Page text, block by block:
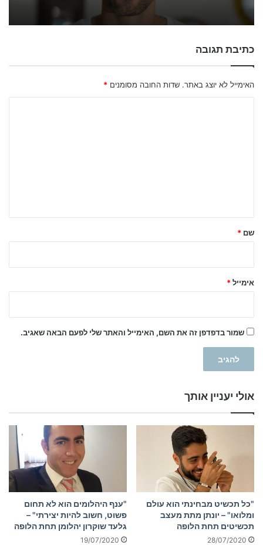
כתיבת תגובה
האימייל לא יוצג באתר. שדות החובה מסומנים *
ל
שם *
אימייל *
שמור בדפדפן זה את השם, האימייל והאתר שלי לפעם הבאה שאגיב.
אולי יעניין אותך
"כל תכשיט מבחינתי הוא עולם
ומלואו" – יונתן מתת מעצב
תכשיטים תחת הלופה
28/07/2020
"ענף היהלומים הוא לא תחום
פשוט, חשוב להיות יצירתי" –
גלעד שוקרון יהלומן תחת הלופה
19/07/2020